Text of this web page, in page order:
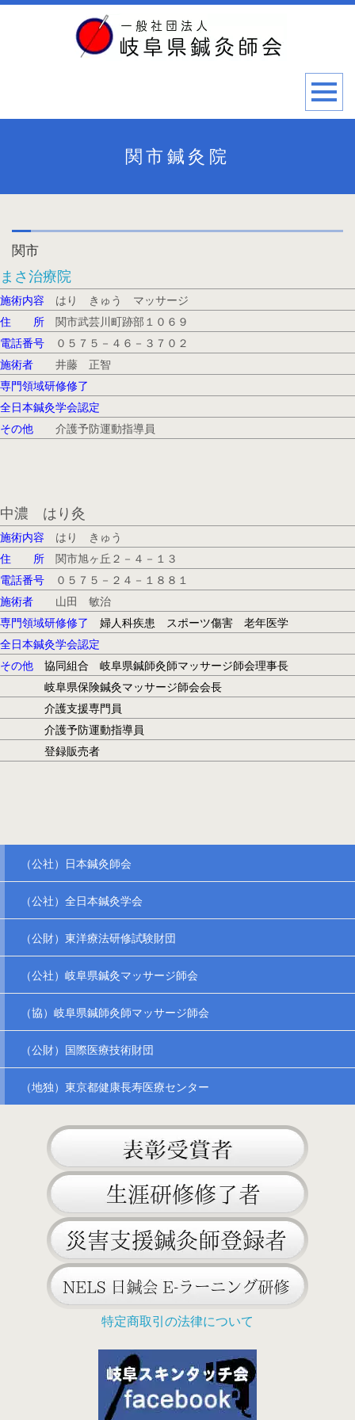
関市鍼灸院
関市
まさ治療院
施術内容 はり きゅう マッサージ
住 所 関市武芸川町跡部１０６９
電話番号 ０５７５－４６－３７０２
施術者 井藤 正智
専門領域研修修了
全日本鍼灸学会認定
その他 介護予防運動指導員
中濃 はり灸
施術内容 はり きゅう
住 所 関市旭ヶ丘２－４－１３
電話番号 ０５７５－２４－１８８１
施術者 山田 敏治
専門領域研修修了 婦人科疾患 スポーツ傷害 老年医学
全日本鍼灸学会認定
その他 協同組合 岐阜県鍼師灸師マッサージ師会理事長
岐阜県保険鍼灸マッサージ師会会長
介護支援専門員
介護予防運動指導員
登録販売者
（公社）日本鍼灸師会
（公社）全日本鍼灸学会
（公財）東洋療法研修試験財団
（公社）岐阜県鍼灸マッサージ師会
（協）岐阜県鍼師灸師マッサージ師会
（公財）国際医療技術財団
（地独）東京都健康長寿医療センター
特定商取引の法律について